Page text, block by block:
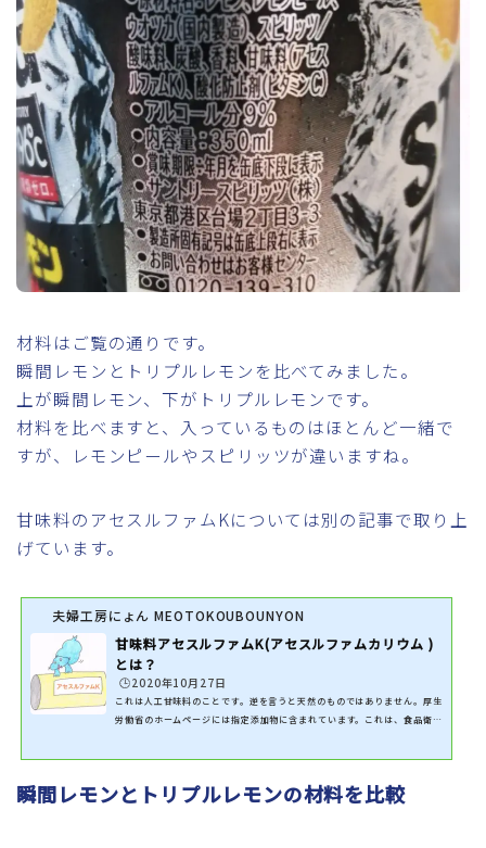
材料はご覧の通りです。
瞬間レモンとトリプルレモンを比べてみました。
上が瞬間レモン、下がトリプルレモンです。
材料を比べますと、入っているものはほとんど一緒で
すが、レモンピールやスピリッツが違いますね。
甘味料のアセスルファムKについては別の記事で取り上
げています。
夫婦工房にょん MEOTOKOUBOUNYON
甘味料アセスルファムK(アセスルファムカリウム )
とは？
🕒️2020年10月27日
これは人工甘味料のことです。逆を言うと天然のものではありません。厚生
労働省のホームページには指定添加物に含まれています。これは、食品衛生
か？ どのようにアセスルファムKが作られるのでしょうか？コカ・コーラ
瞬間レモンとトリプルレモンの材料を比較